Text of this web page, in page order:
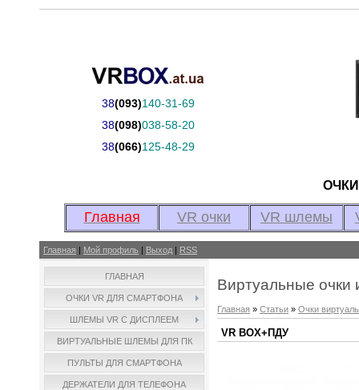
38(093)140-31-69
38(098)038-58-20
38(066)125-48-29
Главная VR очки VR шлемы
Главная | Мой профиль | Выход | RSS
ГЛАВНАЯ
ОЧКИ VR ДЛЯ СМАРТФОНА
ШЛЕМЫ VR С ДИСПЛЕЕМ
ВИРТУАЛЬНЫЕ ШЛЕМЫ ДЛЯ ПК
ПУЛЬТЫ ДЛЯ СМАРТФОНА
ДЕРЖАТЕЛИ ДЛЯ ТЕЛЕФОНА
Виртуальные
Главная » Статьи » Очки
VR BOX+ПДУ